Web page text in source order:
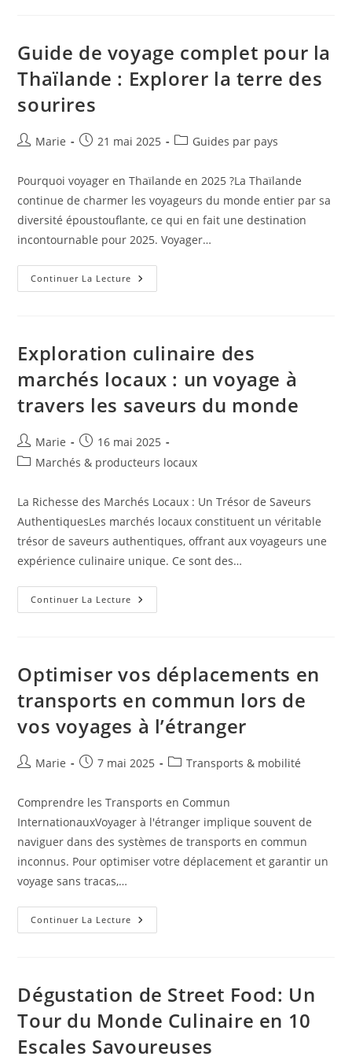
Spirituel
Au
Japon
Guide de voyage complet pour la
Thaïlande : Explorer la terre des
sourires
Auteur/autrice
la
publication :
Marie
Publication
21 mai 2025
PostGuides par pays
Pourquoi voyager en Thaïlande en 2025 ?La Thaïlande
continue de charmer les voyageurs du monde entier par sa
diversité époustouflante, ce qui en fait une destination
incontournable pour 2025. Voyager…
Continuer La Lecture Guide
De
Thaïlande
:
La
Terre
Des
Sourires
Exploration culinaire des
marchés locaux : un voyage à
travers les saveurs du monde
Auteur/autrice
de
Marie
Publication
publiée :
16 mai 2025
PostMarchés & producteurs locaux
La Richesse des Marchés Locaux : Un Trésor de Saveurs
AuthentiquesLes marchés locaux constituent un véritable
trésor de saveurs authentiques, offrant aux voyageurs une
expérience culinaire unique. Ce sont des…
Continuer La Lecture Exploration
Culinaire
Voyage
Travers
Les
Saveurs
Du
Optimiser vos déplacements en
transports en commun lors de
vos voyages à l’étranger
Auteur/autrice
la
publication :
Marie
Publication
7 mai 2025
PostTransports & mobilité
Comprendre les Transports en Commun
InternationauxVoyager à l'étranger implique souvent de
naviguer dans des systèmes de transports en commun
inconnus. Pour optimiser votre déplacement et garantir un
voyage sans tracas,…
Continuer La Lecture Optimiser
Vos
Commun
Lors
Vos
Voyages
À
L’étranger
Dégustation de Street Food: Un
Tour du Monde Culinaire en 10
Escales Savoureuses